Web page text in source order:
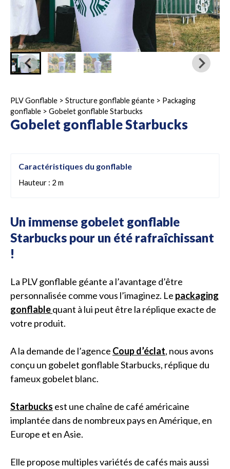
PLV Gonflable > Structure gonflable géante > Packaging
gonflable > Gobelet gonflable Starbucks
Gobelet gonflable Starbucks
Caractéristiques du gonflable
Hauteur : 2 m
Un immense gobelet gonflable
Starbucks pour un été rafraîchissant
!
La PLV gonflable géante a l’avantage d’être
personnalisée comme vous l’imaginez. Le packaging
gonflablequant à lui peut être la réplique exacte de
votre produit.
A la demande de l’agence Coup d’éclat, nous avons
conçu un gobelet gonflable Starbucks, réplique du
fameux gobelet blanc.
Starbucks est une chaîne de café américaine
implantée dans de nombreux pays en Amérique, en
Europe et en Asie.
Elle propose multiples variétés de cafés mais aussi